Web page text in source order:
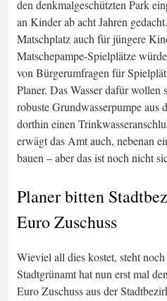
den denkmalgeschützten Park
an Kinder ab acht Jahren
Matschplatz auch für jüngere
Matschepampe-Spielplätze
von Bürgerumfragen für
Planer. Das Wasser dafür wollen
robuste Grundwasserpumpe aus
dorthin einen
erwägt das Amt auch, nebenan
bauen – aber das ist noch nicht
Planer bitten
Euro Zuschuss
Wieviel all dies kostet, steht
Stadtgrünamt hat nun erst mal
Euro Zuschuss aus der